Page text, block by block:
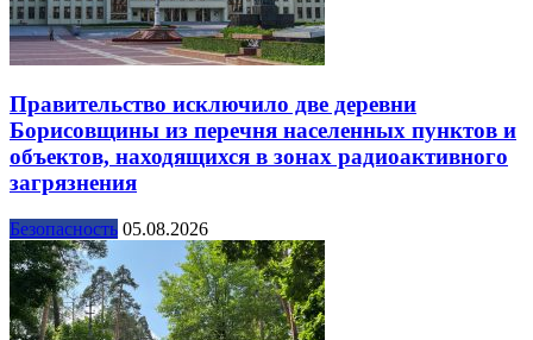
Правительство исключило две деревни
Борисовщины из перечня населенных пунктов и
объектов, находящихся в зонах радиоактивного
загрязнения
Безопасность 05.08.2026